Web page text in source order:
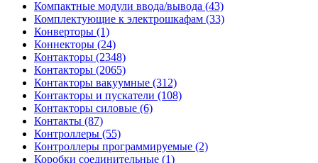
Компактные модули ввода/вывода (43)
Комплектующие к электрошкафам (33)
Конверторы (1)
Коннекторы (24)
Контакторы (2348)
Контакторы (2065)
Контакторы вакуумные (312)
Контакторы и пускатели (108)
Контакторы силовые (6)
Контакты (87)
Контроллеры (55)
Контроллеры программируемые (2)
Коробки соединительные (1)